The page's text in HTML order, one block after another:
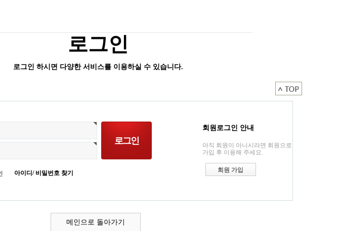
로그인
로그인 하시면 다양한 서비스를 이용하실 수 있습니다.
아이디/ 비밀번호 찾기
회원로그인 안내
아직 회원이 아니시라면 회원으로
가입 후 이용해 주세요.
회원 가입
메인으로 돌아가기